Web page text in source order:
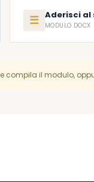
☰ Aderisci al
MODULO DOCX
compila il modulo,